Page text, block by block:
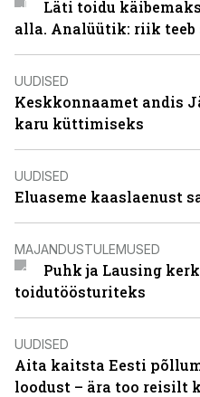
Läti toidu
alla. Analüütik: riik
UUDISED
Keskkonnaamet andis
karu küttimiseks
UUDISED
Eluaseme kaaslaenust
MAJANDUSTULEMUSED
Puhk ja Lausing
toidutöösturiteks
UUDISED
Aita kaitsta Eesti
loodust – ära too reisilt